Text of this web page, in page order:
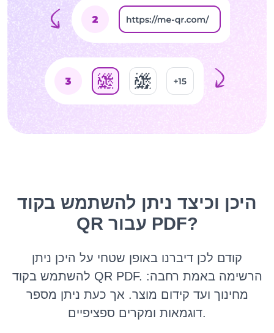
היכן וכיצד ניתן להשתמש בקוד
QR עבור PDF?
קודם לכן דיברנו באופן שטחי על היכן ניתן
להשתמש בקוד QR PDF. הרשימה באמת רחבה:
מחינוך ועד קידום מוצר. אך כעת ניתן מספר
דוגמאות ומקרים ספציפיים.